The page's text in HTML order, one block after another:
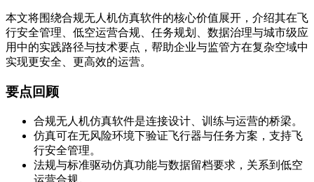
本文将围绕合规无人机仿真软件的核心价值展开，介绍其在飞
行安全管理、低空运营合规、任务规划、数据治理与城市级应
用中的实践路径与技术要点，帮助企业与监管方在复杂空域中
实现更安全、更高效的运营。
要点回顾
合规无人机仿真软件是连接设计、训练与运营的桥梁。
仿真可在无风险环境下验证飞行器与任务方案，支持飞
行安全管理。
法规与标准驱动仿真功能与数据留档要求，关系到低空
运营合规。